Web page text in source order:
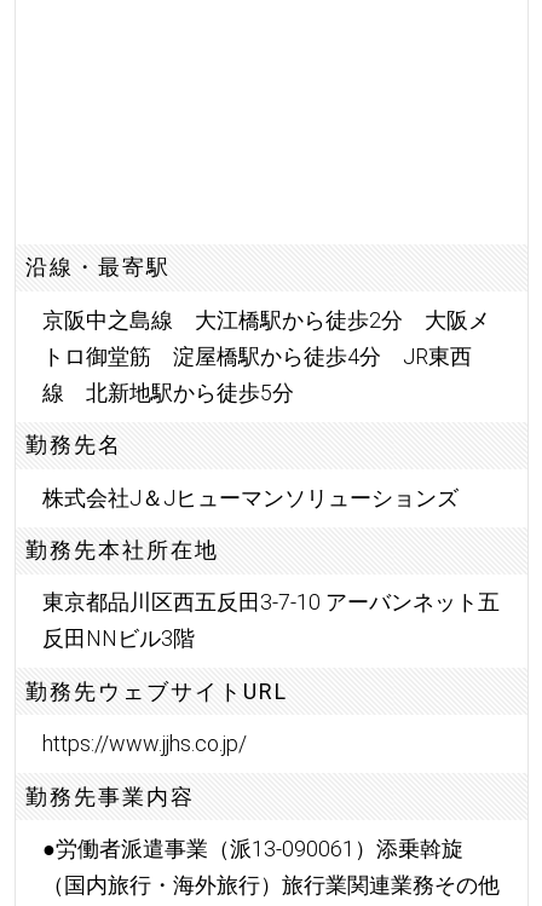
沿線・最寄駅
京阪中之島線 大江橋駅から徒歩2分 大阪メ
トロ御堂筋 淀屋橋駅から徒歩4分 JR東西
線 北新地駅から徒歩5分
勤務先名
株式会社J＆Jヒューマンソリューションズ
勤務先本社所在地
東京都品川区西五反田3-7-10 アーバンネット五
反田NNビル3階
勤務先ウェブサイトURL
https://www.jjhs.co.jp/
勤務先事業内容
●労働者派遣事業（派13-090061）添乗斡旋
（国内旅行・海外旅行）旅行業関連業務その他